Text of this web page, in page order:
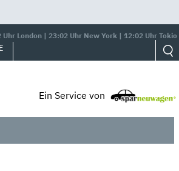
London | 23:02 Uhr New York | 12:02 Uhr Tokio
Ein Service von